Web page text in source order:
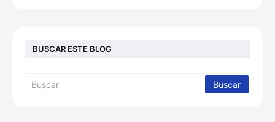
BUSCAR ESTE BLOG